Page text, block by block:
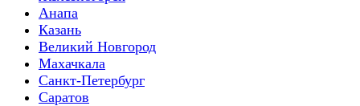
Анапа
Казань
Великий Новгород
Махачкала
Санкт-Петербург
Саратов